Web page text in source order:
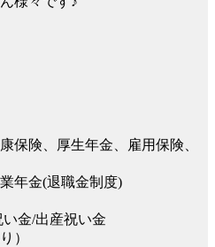
保険、厚生年金、雇用保険、
年金(退職金制度)
い金/出産祝い金
）